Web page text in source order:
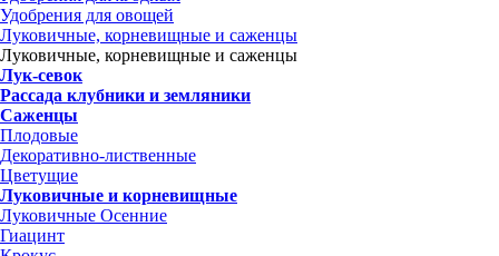
Удобрения для овощей
Луковичные, корневищные и саженцы
Луковичные, корневищные и саженцы
Лук-севок
Рассада клубники и земляники
Саженцы
Плодовые
Декоративно-лиственные
Цветущие
Луковичные и корневищные
Луковичные Осенние
Гиацинт